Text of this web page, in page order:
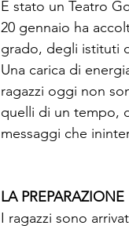
È stato un Teatro
20 gennaio ha
grado, degli istituti
Una carica di
ragazzi oggi non
quelli di un tempo,
messaggi che
LA PREPARAZIONE
I ragazzi sono